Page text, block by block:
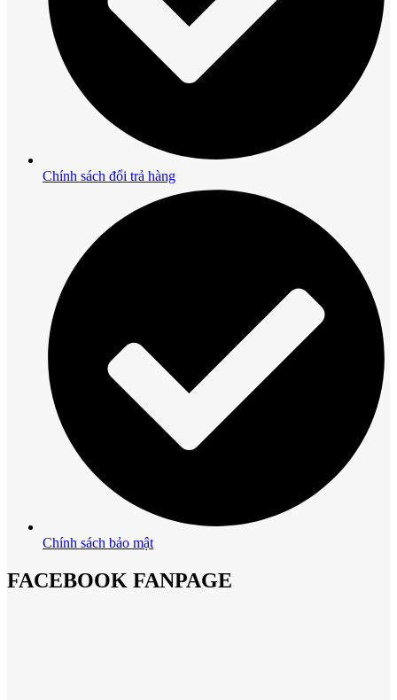
Chính sách đổi trả hàng
Chính sách bảo mật
FACEBOOK FANPAGE